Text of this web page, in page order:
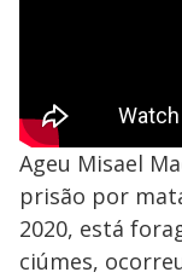
Ageu Misael
prisão por
2020, está
ciúmes,